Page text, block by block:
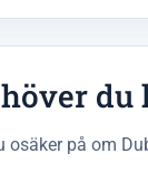
du
osäker på om